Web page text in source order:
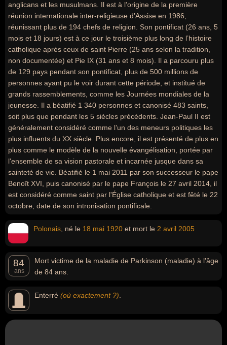
anglicans et les musulmans. Il est à l’origine de la première
réunion internationale inter-religieuse d’Assise en 1986,
réunissant plus de 194 chefs de religion. Son pontificat (26 ans, 5
mois et 18 jours) est à ce jour le troisième plus long de l’histoire
catholique après ceux de saint Pierre (25 ans selon la tradition,
non documentée) et Pie IX (31 ans et 8 mois). Il a parcouru plus
de 129 pays pendant son pontificat, plus de 500 millions de
personnes ayant pu le voir durant cette période, et institué de
grands rassemblements, comme les Journées mondiales de la
jeunesse. Il a béatifié 1 340 personnes et canonisé 483 saints,
soit plus que pendant les 5 siècles précédents. Jean-Paul II est
généralement considéré comme l’un des meneurs politiques les
plus influents du XX siècle. Plus encore, il est présenté de plus en
plus comme le modèle de la nouvelle évangélisation, portée par
l'ensemble de sa vision pastorale et incarnée jusque dans sa
sainteté de vie. Béatifié le 1 mai 2011 par son successeur le pape
Benoît XVI, puis canonisé par le pape François le 27 avril 2014, il
est considéré comme saint par l'Église catholique et est fêté le 22
octobre, date de son intronisation pontificale.
Polonais , né le 18 mai 1920 et mort le 2 avril 2005
84
ans
Mort victime de la maladie de Parkinson (maladie) à l'âge
de 84 ans.
Enterré (où exactement ?)